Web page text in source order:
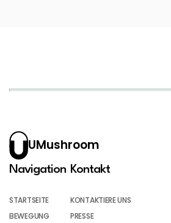
UMushroom
Navigation
STARTSEITE
BEWEGUNG
Kontakt
KONTAKTIERE UNS
PRESSE